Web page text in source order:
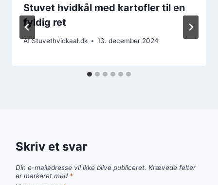
Stuvet hvidkål med kartofler til en
fyldig ret
AfStuvethvidkaal.dk 13. december 2024
Skriv et svar
Din e-mailadresse vil ikke blive publiceret. Krævede felter
er markeret med *